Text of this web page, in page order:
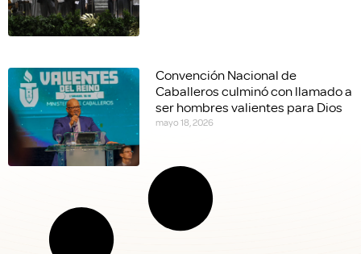
Convención Nacional de
Caballeros culminó con llamado a
ser hombres valientes para Dios
mayo 18, 2026